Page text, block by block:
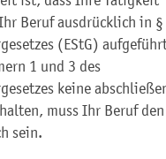
Beruf ausdrücklich in §
(EStG)
1 und 3 des
keine
muss Ihr Beruf
sein.